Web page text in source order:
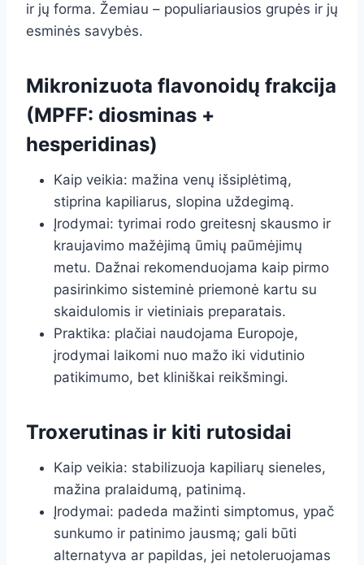
ir jų forma. Žemiau – populiariausios grupės ir jų
esminės savybės.
Mikronizuota flavonoidų frakcija
(MPFF: diosminas +
hesperidinas)
Kaip veikia: mažina venų išsiplėtimą,
stiprina kapiliarus, slopina uždegimą.
Įrodymai: tyrimai rodo greitesnį skausmo ir
kraujavimo mažėjimą ūmių paūmėjimų
metu. Dažnai rekomenduojama kaip pirmo
pasirinkimo sisteminė priemonė kartu su
skaidulomis ir vietiniais preparatais.
Praktika: plačiai naudojama Europoje,
įrodymai laikomi nuo mažo iki vidutinio
patikimumo, bet kliniškai reikšmingi.
Troxerutinas ir kiti rutosidai
Kaip veikia: stabilizuoja kapiliarų sieneles,
mažina pralaidumą, patinimą.
Įrodymai: padeda mažinti simptomus, ypač
sunkumo ir patinimo jausmą; gali būti
alternatyva ar papildas, jei netoleruojamas